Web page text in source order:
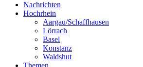
Nachrichten
Hochrhein
Aargau/Schaffhausen
Lörrach
Basel
Konstanz
Waldshut
Themen